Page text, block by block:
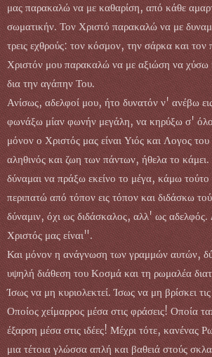
μας παρακαλώ να με καθαρίση, από κάθε
σωματικήν. Τον Χριστό παρακαλώ να με
τρεις εχθρούς: τον κόσμον, την σάρκα και τον
Χριστόν μου παρακαλώ να με αξιώση να χύσω
δια την αγάπην Του.
Ανίσως, αδελφοί μου, ήτο δυνατόν ν' ανέβω
φωνάξω μίαν φωνήν μεγάλη, να κηρύξω σ'
μόνον ο Χριστός μας είναι Υιός και Λογος
αληθινός και ζωη των πάντων, ήθελα το κάμει.
δύναμαι να πράξω εκείνο το μέγα, κάμω τούτο
περιπατώ από τόπον εις τόπον και διδάσκω
δύναμιν, όχι ως διδάσκαλος, αλλ' ως
Χριστός μας είναι".
Και μόνον η ανάγνωση των γραμμών αυτών,
υψηλή διάθεση του Κοσμά και τη ρωμαλέα
Ίσως να μη κυριολεκτεί. Ίσως να μη βρίσκει
Οποίος χείμαρρος μέσα στις φράσεις! Οποία
έξαρση μέσα στις ιδέες! Μέχρι τότε, κανένας
μια τέτοια γλώσσα απλή και βαθειά στούς